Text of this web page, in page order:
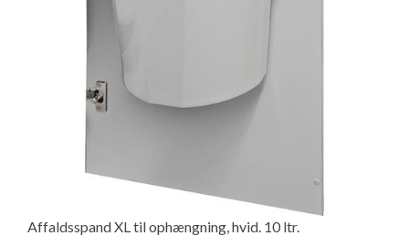
Affaldsspand XL til ophængning, hvid. 10 ltr.